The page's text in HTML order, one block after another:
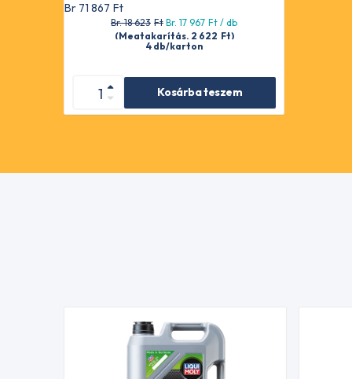
Br 71 867 Ft
Br. 18 623 Ft Br. 17 967 Ft / db
(Megtakarítás. 2 622 Ft)
4 db/karton
Kosárba teszem